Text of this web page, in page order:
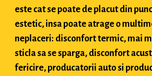
este cat se poate de placut din
estetic, insa poate atrage o
neplaceri: disconfort termic, mai
sticla sa se sparga, disconfort
fericire, producatorii auto si